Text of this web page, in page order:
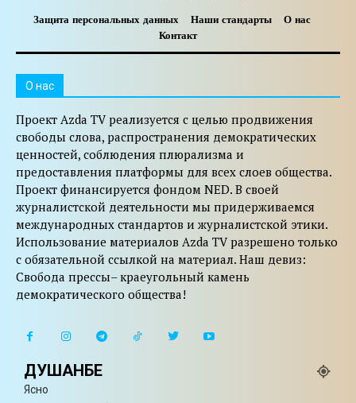
Защита персональных данных Наши стандарты
О нас
Контакт
O нас
Проект Azda TV реализуется с целью продвижения
свободы слова, распространения демократических
ценностей, соблюдения плюрализма и
предоставления платформы для всех слоев общества.
Проект финансируется фондом NED. В своей
журналистской деятельности мы придерживаемся
международных стандартов и журналистской этики.
Использование материалов Azda TV разрешено только
с обязательной ссылкой на материал. Наш девиз:
Свобода прессы– краеугольный камень
демократического общества!
ДУШАНБЕ
Ясно